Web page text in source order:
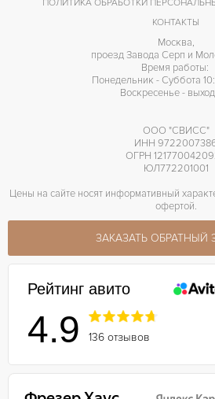
ПОЛИТИКА ОБРАБОТКИ
КОНТАКТЫ
Москва,
проезд Завода Серп и
Время работы:
Понедельник - Суббота
Воскресенье -
ООО "СВИСС"
ИНН
ОГРН
ЮЛ772201001
Цены на сайте носят информативный
офертой.
ЗАКАЗАТЬ ОБРАТНЫЙ
Рейтинг авито
4.9 136 отзывов